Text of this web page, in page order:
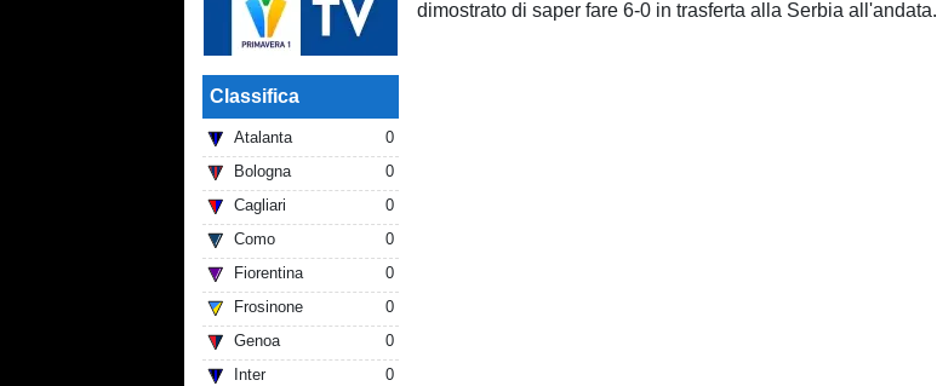
Classifica
Atalanta
0
Bologna
0
Cagliari
0
Como
0
Fiorentina
0
Frosinone
0
Genoa
0
Inter
0
dimostrato di saper fare 6-0 in trasferta alla Serbia all'andata.